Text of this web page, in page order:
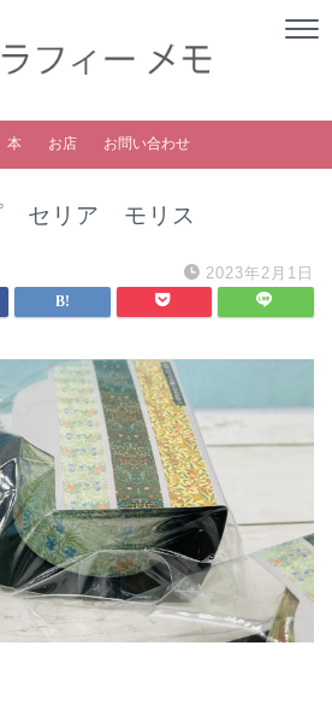
本 お店 お問い合わせ
セリア モリス
2023年2月1日